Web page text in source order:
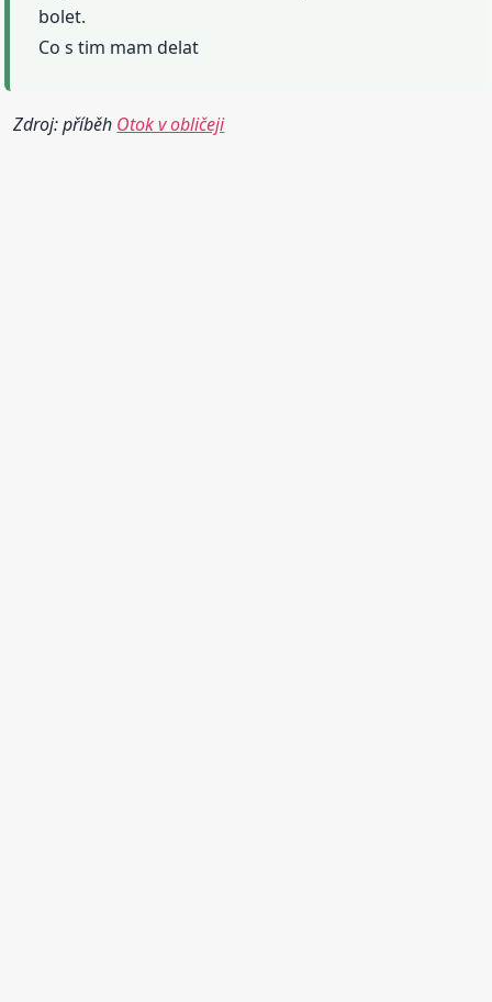
bolet.
Co s tim mam delat
Zdroj: příběh Otok v obličeji